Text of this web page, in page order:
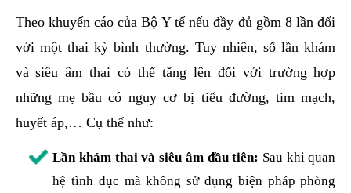
Theo khuyến cáo của Bộ Y tế nếu đầy đủ gồm 8 lần đối
với một thai kỳ bình thường. Tuy nhiên, số lần khám
và siêu âm thai có thể tăng lên đối với trường hợp
những mẹ bầu có nguy cơ bị tiểu đường, tim mạch,
huyết áp,… Cụ thể như:
Lần khám thai và siêu âm đầu tiên: Sau khi quan
hệ tình dục mà không sử dụng biện pháp phòng